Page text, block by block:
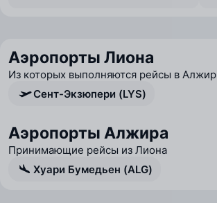
Аэропорты Лиона
Из которых выполняются рейсы в Алжир
Сент-Экзюпери (LYS)
Аэропорты Алжира
Принимающие рейсы из Лиона
Хуари Бумедьен (ALG)